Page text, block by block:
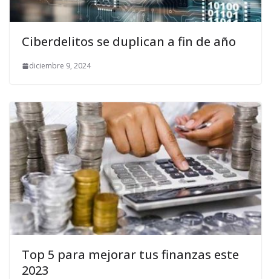
Ciberdelitos se duplican a fin de año
diciembre 9, 2024
Top 5 para mejorar tus finanzas este
2023